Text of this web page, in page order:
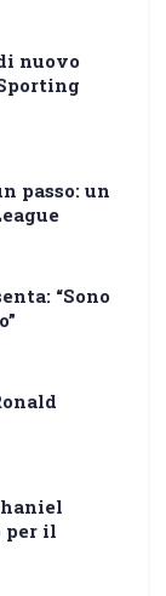
nuovo
passo: un
“Sono
per il